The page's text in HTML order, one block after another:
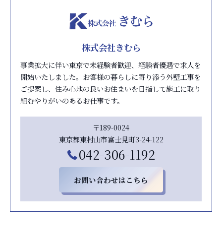
株式会社きむら
事業拡大に伴い東京で未経験者歓迎、経験者優遇で求人を
開始いたしました。お客様の暮らしに寄り添う外壁工事を
ご提案し、住み心地の良いお住まいを目指して施工に取り
組むやりがいのあるお仕事です。
〒189-0024
東京都東村山市富士見町3-24-122
042-306-1192
お問い合わせはこちら